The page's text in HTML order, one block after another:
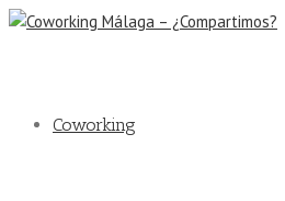
Coworking